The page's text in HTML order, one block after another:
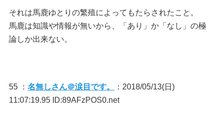
それは馬鹿ゆとりの繁殖によってもたらされたこと。
馬鹿は知識や情報が無いから、「あり」か「なし」の極
論しか出来ない。
55 ： 名無しさん＠涙目です。
：2018/05/13(日)
11:07:19.95 ID:89AFzPOS0.net